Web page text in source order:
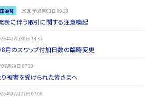
為替 2026年08月03日 09:33
表に伴う取引に関する注意喚起
年07月30日 14:37
8月のスワップ付加日数の臨時変更
07月29日 07:30
被害を受けられた皆さまへ
年07月27日 07:00